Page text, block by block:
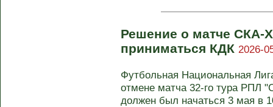
Решение о матче СКА-
приниматься КДК 2026-
Футбольная Национальная
отмене матча 32-го тура РПЛ
должен был начаться 3 мая в